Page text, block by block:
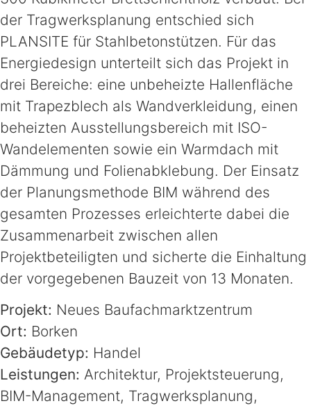
der Tragwerksplanung entschied sich
PLANSITE für Stahlbetonstützen. Für das
Energiedesign unterteilt sich das Projekt in
drei Bereiche: eine unbeheizte Hallenfläche
mit Trapezblech als Wandverkleidung, einen
beheizten Ausstellungsbereich mit ISO-
Wandelementen sowie ein Warmdach mit
Dämmung und Folienabklebung. Der Einsatz
der Planungsmethode BIM während des
gesamten Prozesses erleichterte dabei die
Zusammenarbeit zwischen allen
Projektbeteiligten und sicherte die Einhaltung
der vorgegebenen Bauzeit von 13 Monaten.
Projekt: Neues Baufachmarktzentrum
Ort: Borken
Gebäudetyp: Handel
Leistungen: Architektur, Projektsteuerung,
BIM-Management, Tragwerksplanung,